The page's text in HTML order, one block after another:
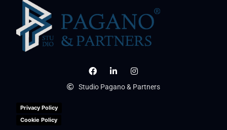
Studio Pagano & Partners
Privacy Policy
Cookie Policy